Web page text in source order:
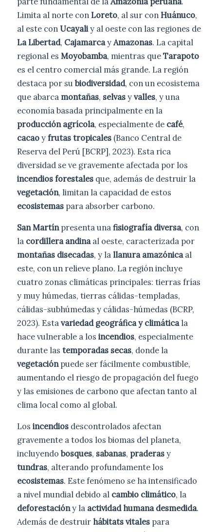
Limita al norte conLoreto, al sur conHuánuco,
al este conUcayaliy al oeste con las regiones de
La Libertad, CajamarcayAmazonas. La capital
regional es Moyobamba, mientras queTarapoto
es el centro comercial más grande. La región
destaca por su biodiversidad, con un ecosistema
que abarca montañas, selvasyvalles, y una
economía basada principalmente en la
producción agrícola, especialmente de café,
cacaoyfrutas tropicales (Banco Central de
Reserva del Perú [BCRP], 2023). Esta rica
diversidad se ve gravemente afectada por los
incendios forestales que, además de destruir la
vegetación, limitan la capacidad de estos
ecosistemas para absorber carbono.
San Martínpresenta unafisiografía diversa, con
la cordillera andinaal oeste, caracterizada por
montañas disecadas, y la llanura amazónicaal
este, con un relieve plano. La región incluye
cuatro zonas climáticas principales: tierras frías
y muy húmedas, tierras cálidas-templadas,
cálidas-subhúmedas y cálidas-húmedas (BCRP,
2023). Estavariedad geográfica y climáticala
hace vulnerable a los incendios, especialmente
durante las temporadas secas, donde la
vegetaciónpuede ser fácilmente combustible,
aumentando el riesgo de propagación del fuego
y las emisiones de carbono que afectan tanto al
clima local como al global.
Los incendios descontrolados afectan
gravemente a todos los biomas del planeta,
incluyendo bosques, sabanas, praderasy
tundras, alterando profundamente los
ecosistemas. Este fenómeno se ha intensificado
a nivel mundial debido al cambio climático, la
deforestacióny la actividad humana desmedida.
Además de destruir hábitats vitales para